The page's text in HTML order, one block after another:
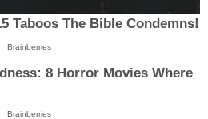
Taboos The Bible Condemns!
Brainberries
8 Horror Movies Where
Brainberries